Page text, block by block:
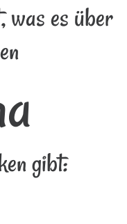
was es über
gibt: